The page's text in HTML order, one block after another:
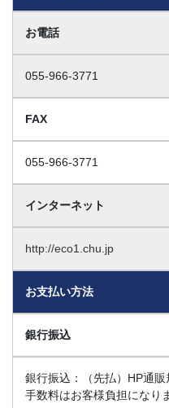
お電話
055-966-3771
FAX
055-966-3771
インターネット
http://eco1.chu.jp
お支払い方法
銀行振込
銀行振込：（先払）HP通
手数料はお客様負担になり